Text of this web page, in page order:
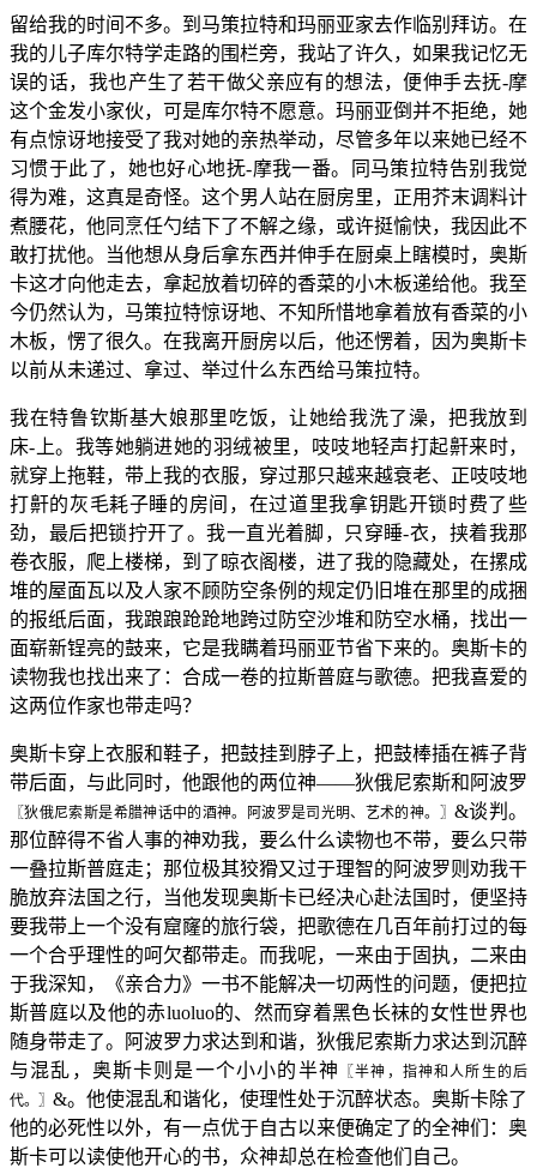
留给我的时间不多。到马策拉特和玛丽亚家去作临别拜访。在
我的儿子库尔特学走路的围栏旁，我站了许久，如果我记忆无
误的话，我也产生了若干做父亲应有的想法，便伸手去抚-摩
这个金发小家伙，可是库尔特不愿意。玛丽亚倒并不拒绝，她
有点惊讶地接受了我对她的亲热举动，尽管多年以来她已经不
习惯于此了，她也好心地抚-摩我一番。同马策拉特告别我觉
得为难，这真是奇怪。这个男人站在厨房里，正用芥末调料计
煮腰花，他同烹任勺结下了不解之缘，或许挺愉快，我因此不
敢打扰他。当他想从身后拿东西并伸手在厨桌上瞎模时，奥斯
卡这才向他走去，拿起放着切碎的香菜的小木板递给他。我至
今仍然认为，马策拉特惊讶地、不知所惜地拿着放有香菜的小
木板，愣了很久。在我离开厨房以后，他还愣着，因为奥斯卡
以前从未递过、拿过、举过什么东西给马策拉特。
我在特鲁钦斯基大娘那里吃饭，让她给我洗了澡，把我放到
床-上。我等她躺进她的羽绒被里，吱吱地轻声打起鼾来时，
就穿上拖鞋，带上我的衣服，穿过那只越来越衰老、正吱吱地
打鼾的灰毛耗子睡的房间，在过道里我拿钥匙开锁时费了些
劲，最后把锁拧开了。我一直光着脚，只穿睡-衣，挟着我那
卷衣服，爬上楼梯，到了晾衣阁楼，进了我的隐藏处，在摞成
堆的屋面瓦以及人家不顾防空条例的规定仍旧堆在那里的成捆
的报纸后面，我踉踉跄跄地跨过防空沙堆和防空水桶，找出一
面崭新锃亮的鼓来，它是我瞒着玛丽亚节省下来的。奥斯卡的
读物我也找出来了：合成一卷的拉斯普庭与歌德。把我喜爱的
这两位作家也带走吗？
奥斯卡穿上衣服和鞋子，把鼓挂到脖子上，把鼓棒插在裤子背
带后面，与此同时，他跟他的两位神——狄俄尼索斯和阿波罗
〖狄俄尼索斯是希腊神话中的酒神。阿波罗是司光明、艺术的神。〗 &谈判。
那位醉得不省人事的神劝我，要么什么读物也不带，要么只带
一叠拉斯普庭走；那位极其狡猾又过于理智的阿波罗则劝我干
脆放弃法国之行，当他发现奥斯卡已经决心赴法国时，便坚持
要我带上一个没有窟窿的旅行袋，把歌德在几百年前打过的每
一个合乎理性的呵欠都带走。而我呢，一来由于固执，二来由
于我深知，《亲合力》一书不能解决一切两性的问题，便把拉
斯普庭以及他的赤luoluo的、然而穿着黑色长袜的女性世界也
随身带走了。阿波罗力求达到和谐，狄俄尼索斯力求达到沉醉
与混乱，奥斯卡则是一个小小的半神
〖半神，指神和人所生的后
代。〗 &。他使混乱和谐化，使理性处于沉醉状态。奥斯卡除了
他的必死性以外，有一点优于自古以来便确定了的全神们：奥
斯卡可以读使他开心的书，众神却总在检查他们自己。